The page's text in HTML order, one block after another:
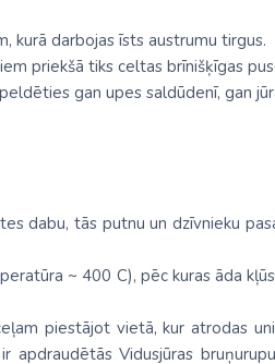
kurā darbojas īsts austrumu tirgus.
priekšā tiks celtas brīnišķīgas
gan upes saldūdenī, gan
dabu, tās putnu un dzīvnieku
~ 400 C), pēc kuras āda
piestājot vietā, kur atrodas
Vidusjūras